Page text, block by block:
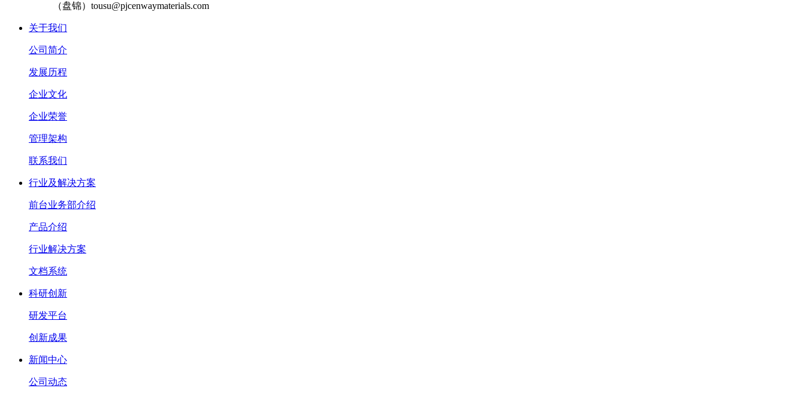
（盘锦）tousu@pjcenwaymaterials.com
关于我们
公司简介
发展历程
企业文化
企业荣誉
管理架构
联系我们
行业及解决方案
前台业务部介绍
产品介绍
行业解决方案
文档系统
科研创新
研发平台
创新成果
新闻中心
公司动态